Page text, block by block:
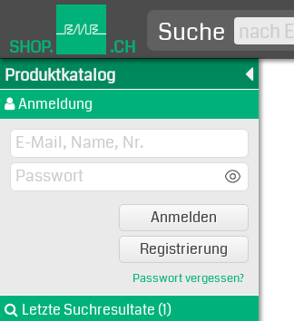
SHOP. .CH Suche
Produktkatalog
Anmeldung
Anmelden
Registrierung
Passwort vergessen?
Letzte Suchresultate (1)